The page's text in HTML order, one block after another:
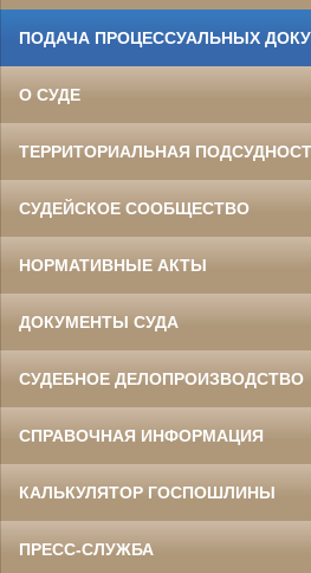
ПОДАЧА ПРОЦЕССУАЛЬНЫХ
О СУДЕ
ТЕРРИТОРИАЛЬНАЯ
СУДЕЙСКОЕ СООБЩЕСТВО
НОРМАТИВНЫЕ АКТЫ
ДОКУМЕНТЫ СУДА
СУДЕБНОЕ ДЕЛОПРОИЗВОДСТВО
СПРАВОЧНАЯ ИНФОРМАЦИЯ
КАЛЬКУЛЯТОР ГОСПОШЛИНЫ
ПРЕСС-СЛУЖБА